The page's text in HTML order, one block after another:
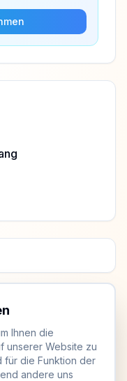
Ihnen die
unserer Website zu
für die Funktion der
andere uns